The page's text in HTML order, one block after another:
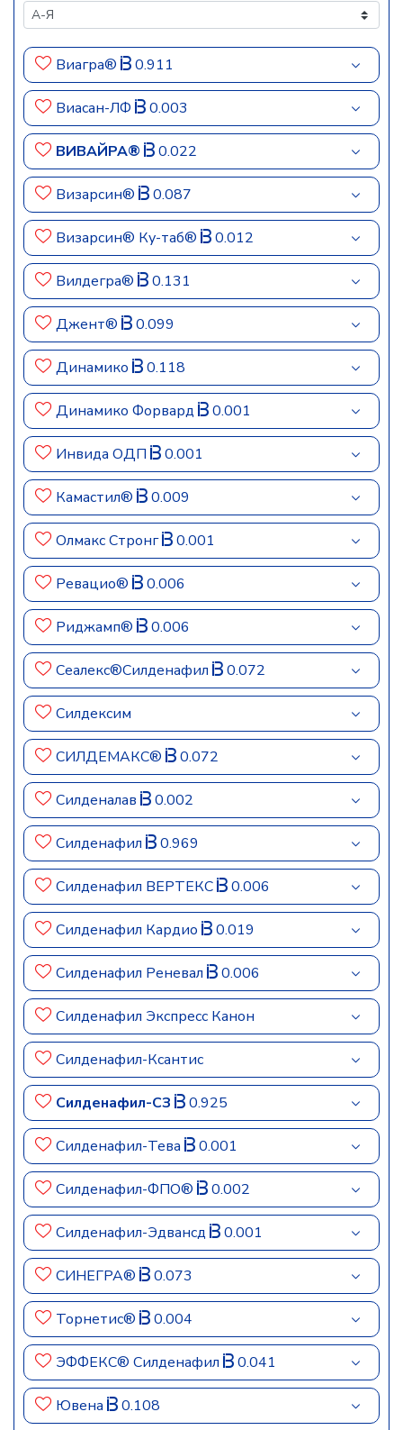
Виагра® 0.911
Виасан-ЛФ 0.003
ВИВАЙРА® 0.022
Визарсин® 0.087
Визарсин® Ку-таб® 0.012
Вилдегра® 0.131
Джент® 0.099
Динамико 0.118
Динамико Форвард 0.001
Инвида ОДП 0.001
Камастил® 0.009
Олмакс Стронг 0.001
Ревацио® 0.006
Риджамп® 0.006
Сеалекс®Силденафил 0.072
Силдексим
СИЛДЕМАКС® 0.072
Силденалав 0.002
Силденафил 0.969
Силденафил ВЕРТЕКС 0.006
Силденафил Кардио 0.019
Силденафил Реневал 0.006
Силденафил Экспресс Канон
Силденафил-Ксантис
Силденафил-СЗ 0.925
Силденафил-Тева 0.001
Силденафил-ФПО® 0.002
Силденафил-Эдвансд 0.001
СИНЕГРА® 0.073
Торнетис® 0.004
ЭФФЕКС® Силденафил 0.041
Ювена 0.108